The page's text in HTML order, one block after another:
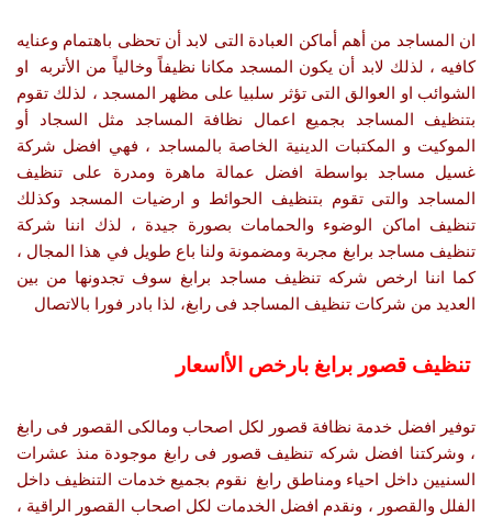
ان المساجد من أهم أماكن العبادة التى لابد أن تحظى باهتمام وعنايه
كافيه ، لذلك لابد أن يكون المسجد مكانا نظيفاً وخالياً من الأتربه او
الشوائب او العوالق التى تؤثر سلبيا على مظهر المسجد ، لذلك تقوم
بتنظيف المساجد بجميع اعمال نظافة المساجد مثل السجاد أو
الموكيت و المكتبات الدينية الخاصة بالمساجد ، فهي افضل شركة
غسيل مساجد بواسطة افضل عمالة ماهرة ومدرة على تنظيف
المساجد والتى تقوم بتنظيف الحوائط و ارضيات المسجد وكذلك
تنظيف اماكن الوضوء والحمامات بصورة جيدة ، لذك اننا شركة
تنظيف مساجد برابغ مجربة ومضمونة ولنا باع طويل في هذا المجال ،
كما اننا ارخص شركه تنظيف مساجد برابغ سوف تجدونها من بين
العديد من شركات تنظيف المساجد فى رابغ، لذا بادر فورا بالاتصال
تنظيف قصور برابغ بارخص الأاسعار
توفير افضل خدمة نظافة قصور لكل اصحاب ومالكى القصور فى رابغ
، وشركتنا افضل شركه تنظيف قصور فى رابغ موجودة منذ عشرات
السنيين داخل احياء ومناطق رابغ نقوم بجميع خدمات التنظيف داخل
الفلل والقصور ، ونقدم افضل الخدمات لكل اصحاب القصور الراقية ،